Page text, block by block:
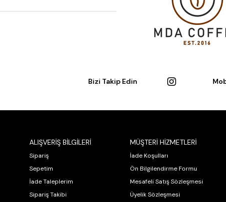
Bizi Takip Edin
ALIŞVERİŞ BİLGİLERİ
Sipariş
Sepetim
İade Taleplerim
Sipariş Takibi
MÜŞTERİ HİZMETLERİ
İade Koşulları
Ön Bilgilendirme Formu
Mesafeli Satış Sözleşmesi
Üyelik Sözleşmesi